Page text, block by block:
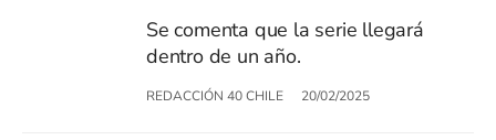
Se comenta que la serie llegará
dentro de un año.
REDACCIÓN 40 CHILE 20/02/2025